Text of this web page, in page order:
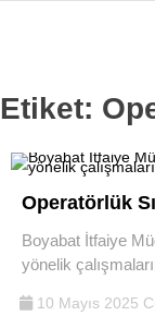
Etiket:
Operatörlük
Boyabat İtfaiye
yönelik
10 Mayıs 2025